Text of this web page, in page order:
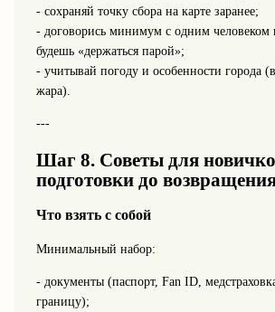
- сохраняй точку сбора на карте заранее;
- договорись минимум с одним человеком
будешь «держаться парой»;
- учитывай погоду и особенности города
жара).
---
Шаг 8. Советы для
подготовки до
Что взять с собой
Минимальный набор:
- документы (паспорт, Fan ID,
границу);